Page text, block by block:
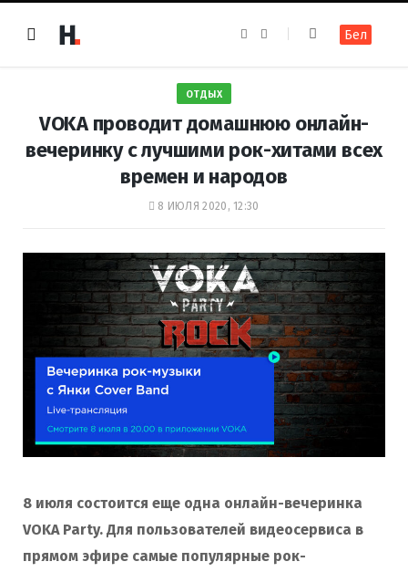
e
k
t
a
m
Бел
ОТДЫХ
VOKA проводит домашнюю онлайн-
вечеринку с лучшими рок-хитами всех
времен и народов
8 ИЮЛЯ 2020, 12:30
8 июля состоится еще одна онлайн-вечеринка
VOKA Party. Для пользователей видеосервиса в
прямом эфире самые популярные рок-